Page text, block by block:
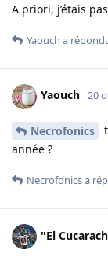
A priori, j’étais
Yaouch a
Yaouch 20
Necrofonics
année ?
Necrofonicsa
"El